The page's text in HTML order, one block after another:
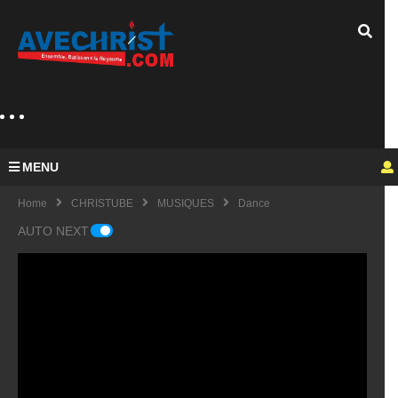
MENU
Home CHRISTUBE MUSIQUES Dance
AUTO NEXT